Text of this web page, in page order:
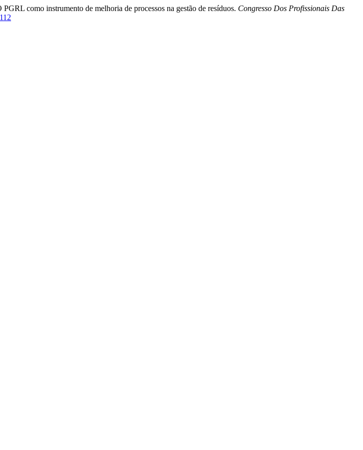
como instrumento de melhoria de processos na gestão de resíduos. Congresso Dos Profissionais Das